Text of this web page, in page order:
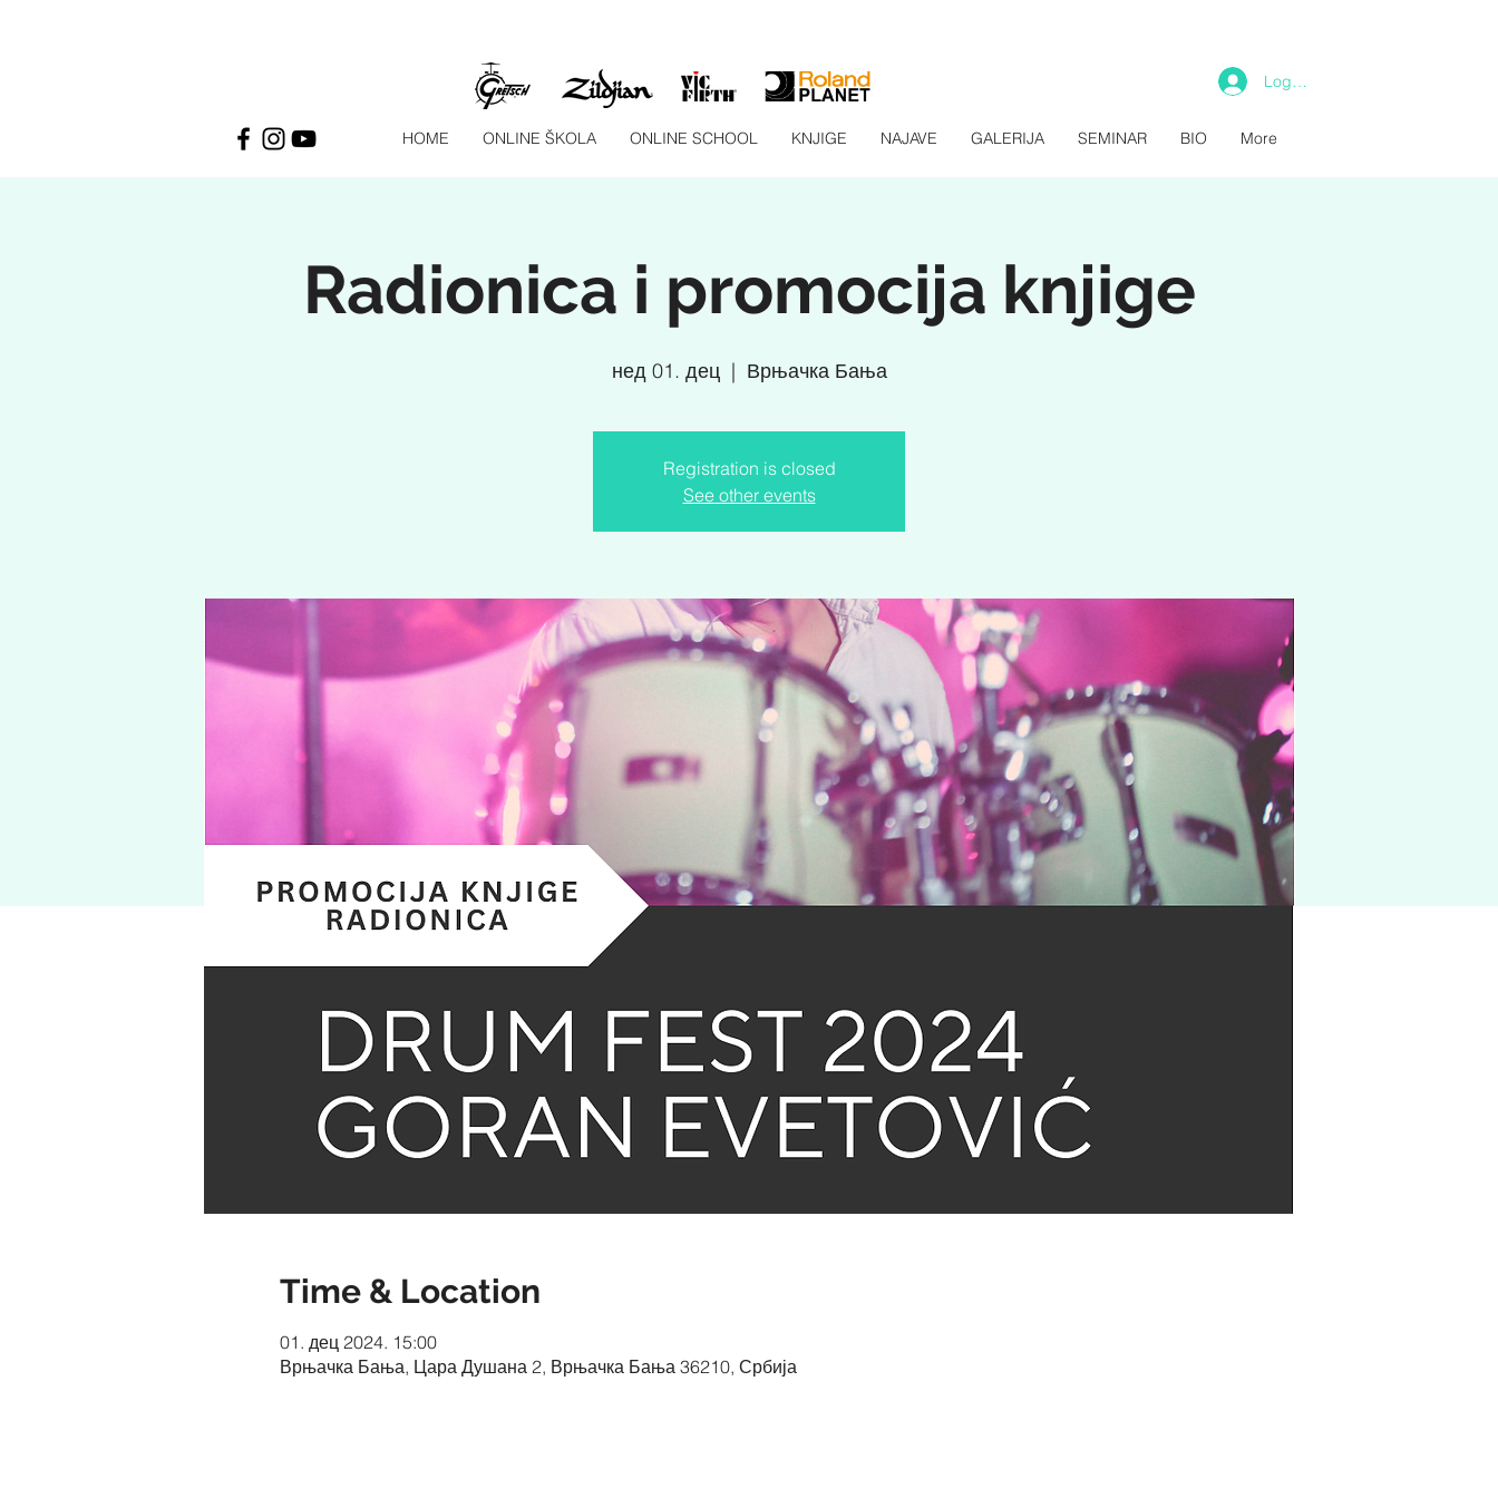
Log In
HOME ONLINE ŠKOLA ONLINE SCHOOL KNJIGE NAJAVE GALERIJA SEMINAR BIO More
Radionica i promocija knjige
нед 01. дец
  |
Врњачка Бања
Registration is closed
See other events
Time & Location
01. дец 2024. 15:00
Врњачка Бања, Цара Душана 2, Врњачка Бања 36210, Србија